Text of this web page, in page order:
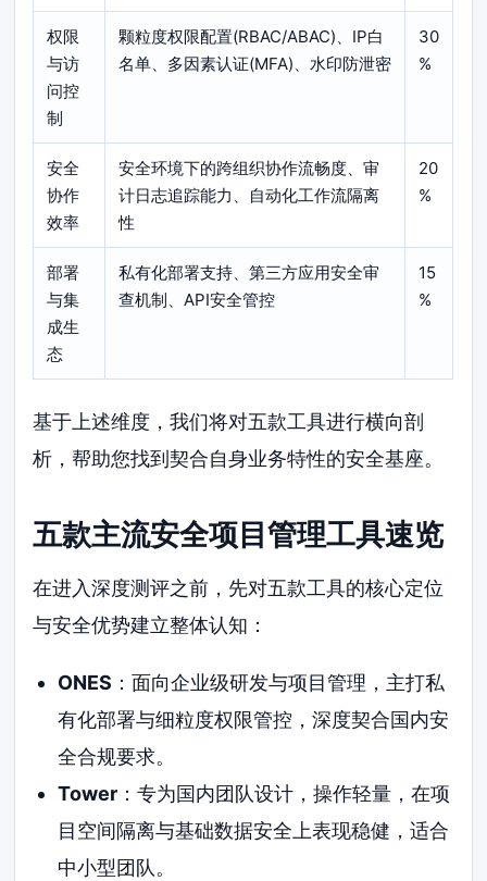
权限
与访
问控
制
颗粒度权限配置(RBAC/ABAC)、IP白
名单、多因素认证(MFA)、水印防泄密
30
%
安全
协作
效率
安全环境下的跨组织协作流畅度、审
计日志追踪能力、自动化工作流隔离
性
20
%
部署
与集
成生
态
私有化部署支持、第三方应用安全审
查机制、API安全管控
15
%
基于上述维度，我们将对五款工具进行横向剖
析，帮助您找到契合自身业务特性的安全基座。
五款主流安全项目管理工具速览
在进入深度测评之前，先对五款工具的核心定位
与安全优势建立整体认知：
ONES ：面向企业级研发与项目管理，主打私
有化部署与细粒度权限管控，深度契合国内安
全合规要求。
Tower：专为国内团队设计，操作轻量，在项
目空间隔离与基础数据安全上表现稳健，适合
中小型团队。